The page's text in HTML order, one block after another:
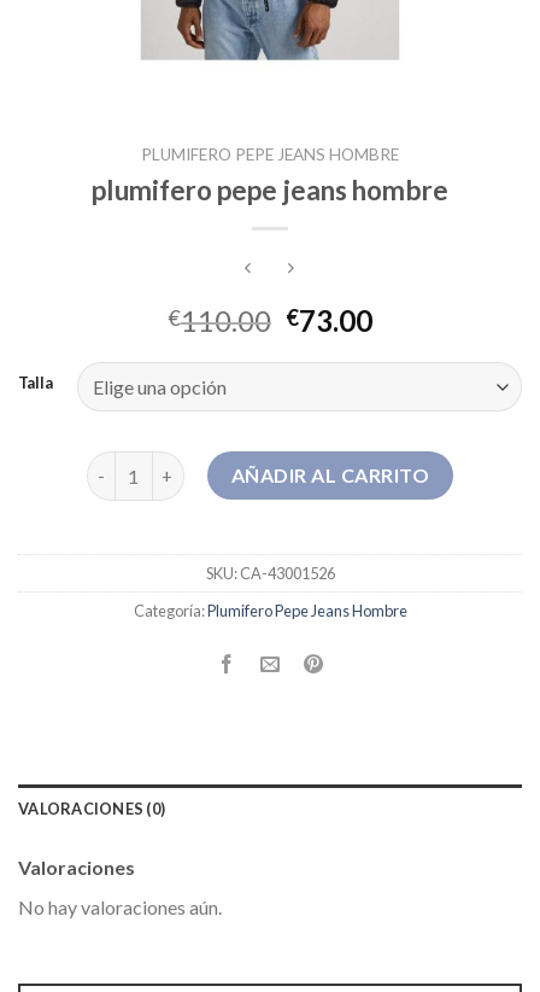
PLUMIFERO PEPE JEANS HOMBRE
plumifero pepe jeans hombre
€110.00 €73.00
Talla
plumifero pepe jeans hombre cantidad
AÑADIR AL CARRITO
SKU:CA-43001526
Categoría:Plumifero Pepe Jeans Hombre
VALORACIONES (0)
Valoraciones
No hay valoraciones aún.